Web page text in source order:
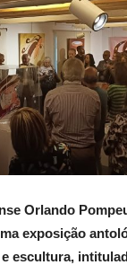
Orlando
exposição
escultura,